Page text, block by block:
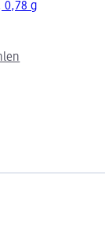
0,78 g